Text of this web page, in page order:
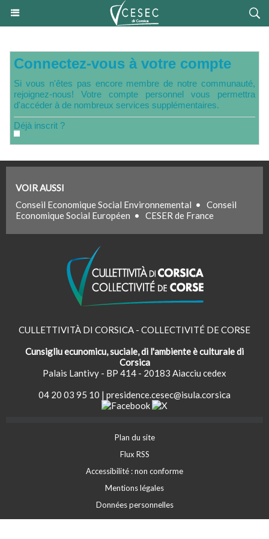
Connectez-vous à votre compte
Si vous n'êtes pas encore membre de notre communauté,
rejoignez-nous! Votre compte personnel vous permettra
d'accéder à de nombreux services supplémentaires.
Déjà inscrit ?
VOIR AUSSI
Conseil Economique Social Environnemental • Conseil
Economique Social Européen • CESER de France
CULLETTIVITÀ DI CORSICA - COLLECTIVITÉ DE CORSE
Cunsigliu ecunomicu, suciale, di l'ambiente è culturale di
Corsica
Palais Lantivy - BP 414 - 20183 Aiacciu cedex
04 20 03 95 10 | presidence.cesec@isula.corsica
Plan du site
Flux RSS
Accessibilité : non conforme
Mentions légales
Données personnelles